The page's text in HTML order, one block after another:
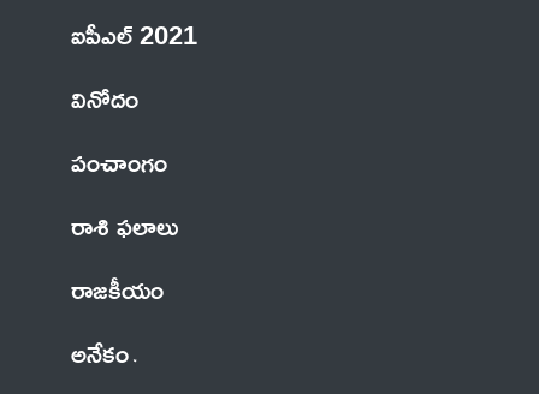
ఐపీఎల్ 2021
వినోదం
పంచాంగం
రాశి ఫలాలు
రాజకీయం
అనేకం